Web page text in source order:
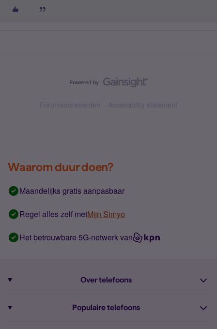
Forumvoorwaarden Accessibility statement
Waarom duur doen?
Maandelijks gratis aanpasbaar
Regel alles zelf metMijn Simyo
Het betrouwbare 5G-netwerk van
Over telefoons
Populaire telefoons